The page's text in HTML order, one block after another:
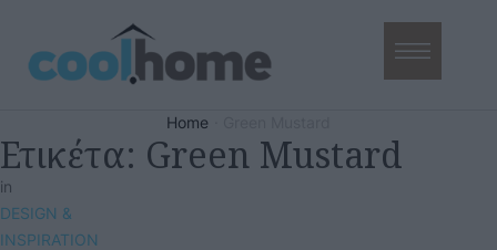
Home
Ετικέτα: Green Mustard
in
DESIGN &
INSPIRATION